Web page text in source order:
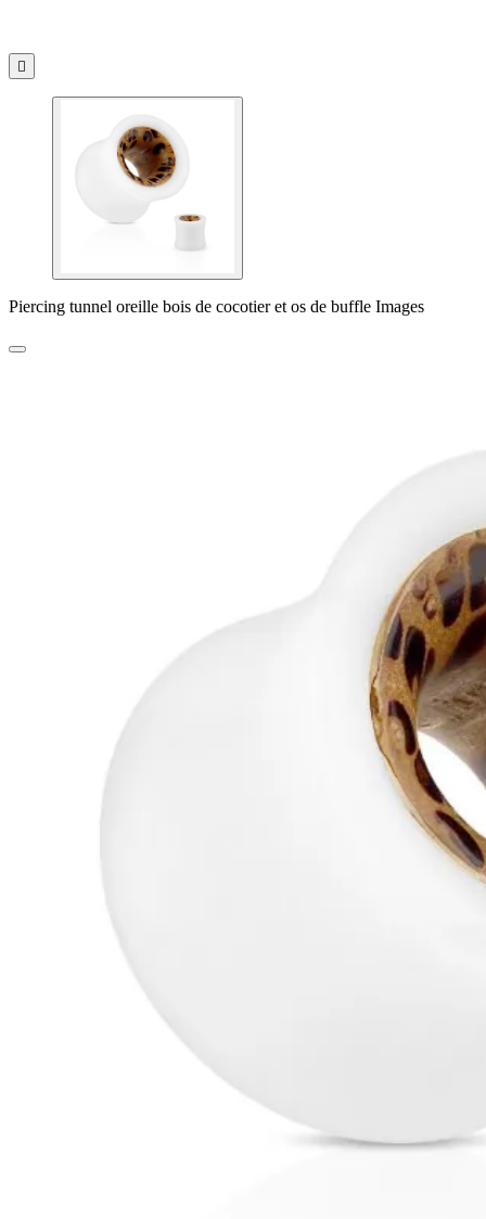

Piercing tunnel oreille bois de cocotier et os de buffle Images